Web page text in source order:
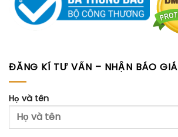
ĐĂNG KÍ TƯ VẤN – NHẬN BÁO GIÁ
Họ và tên